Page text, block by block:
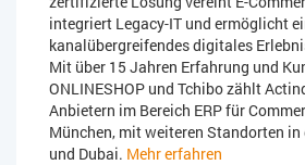
integriert Legacy-IT und ermöglicht
kanalübergreifendes digitales
Mit über 15 Jahren Erfahrung und
ONLINESHOP und Tchibo zählt
Anbietern im Bereich ERP für
München, mit weiteren Standorten in
und Dubai. Mehr erfahren